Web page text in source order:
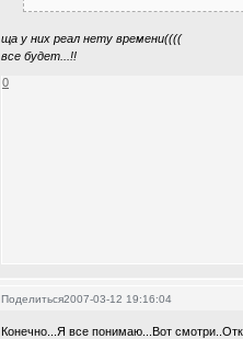
ща у них реал нету времени((((
все будет...!!
0
Поделиться2007-03-12 19:16:04
Конечно...Я все понимаю...Вот